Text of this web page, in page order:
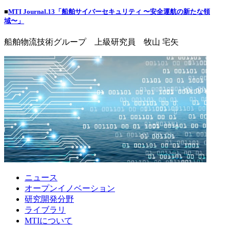
■MTI Journal.13「船舶サイバーセキュリティ 〜安全運航の新たな領
域〜」
船舶物流技術グループ 上級研究員 牧山 宅矢
ニュース
オープンイノベーション
研究開発分野
ライブラリ
MTIについて